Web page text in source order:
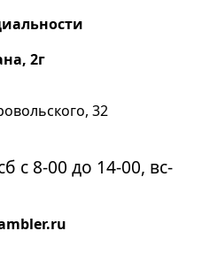
2г
32
с 8-00 до 14-00, вс-